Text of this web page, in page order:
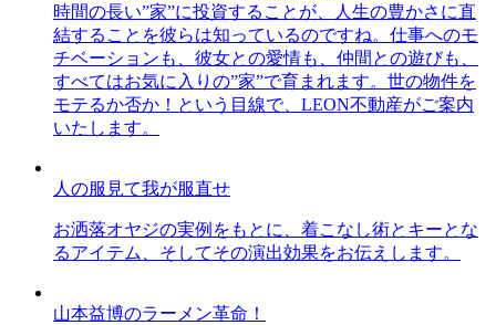
時間の長い”家”に投資することが、人生の豊かさに直
結することを彼らは知っているのですね。仕事へのモ
チベーションも、彼女との愛情も、仲間との遊びも、
すべてはお気に入りの”家”で育まれます。世の物件を
モテるか否か！という目線で、LEON不動産がご案内
いたします。
人の服見て我が服直せ
お洒落オヤジの実例をもとに、着こなし術とキーとな
るアイテム、そしてその演出効果をお伝えします。
山本益博のラーメン革命！